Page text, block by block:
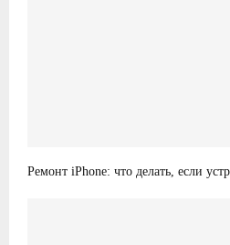
Ремонт iPhone: что делать, если